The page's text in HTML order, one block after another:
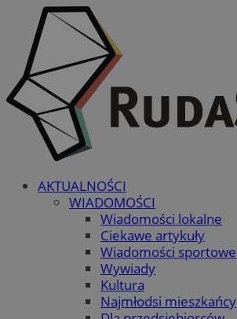
AKTUALNOŚCI
WIADOMOŚCI
Wiadomości lokalne
Ciekawe artykuły
Wiadomości sportowe
Wywiady
Kultura
Najmłodsi mieszkańcy